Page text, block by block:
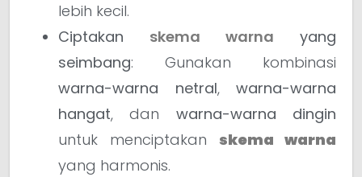
lebih kecil.
Ciptakan skema warna yang
seimbang: Gunakan kombinasi
warna-warna netral, warna-warna
hangat, dan warna-warna dingin
untuk menciptakan skema warna
yang harmonis.